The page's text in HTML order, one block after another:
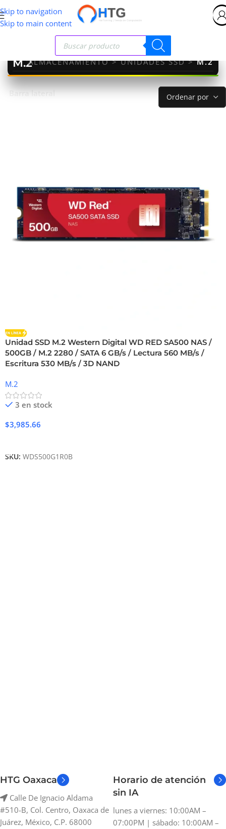
Skip to navigation
Skip to main content
M.2
>ALMACENAMIENTO>UNIDADES SSD>M.2
Barra lateral
Unidad SSD M.2 Western Digital WD RED SA500 NAS /
500GB / M.2 2280 / SATA 6 GB/s / Lectura 560 MB/s /
Escritura 530 MB/s / 3D NAND
M.2
3 en stock
$3,985.66
SKU: WDS500G1R0B
HTG Oaxaca
Calle De Ignacio Aldama
#510-B, Col. Centro, Oaxaca de
Juárez, México, C.P. 68000
Horario de atención
sin IA
lunes a viernes: 10:00AM –
07:00PM | sábado: 10:00AM –